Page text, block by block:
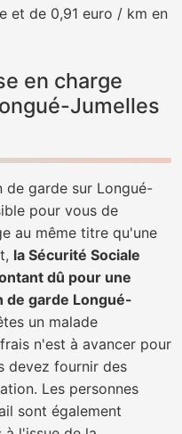
et de 0,91 euro / km en
en charge
Jumelles
de garde sur Longué-
pour vous de
au même titre qu'une
la Sécurité Sociale
dû pour une
de garde Longué-
un malade
n'est à avancer pour
devez fournir des
Les personnes
sont également